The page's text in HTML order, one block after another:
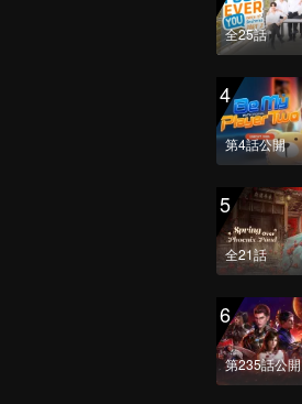
全25話
4
第4話公開
5
全21話
6
第235話公開